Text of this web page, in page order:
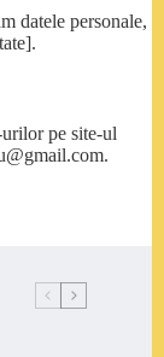
datele personale,
pe site-ul